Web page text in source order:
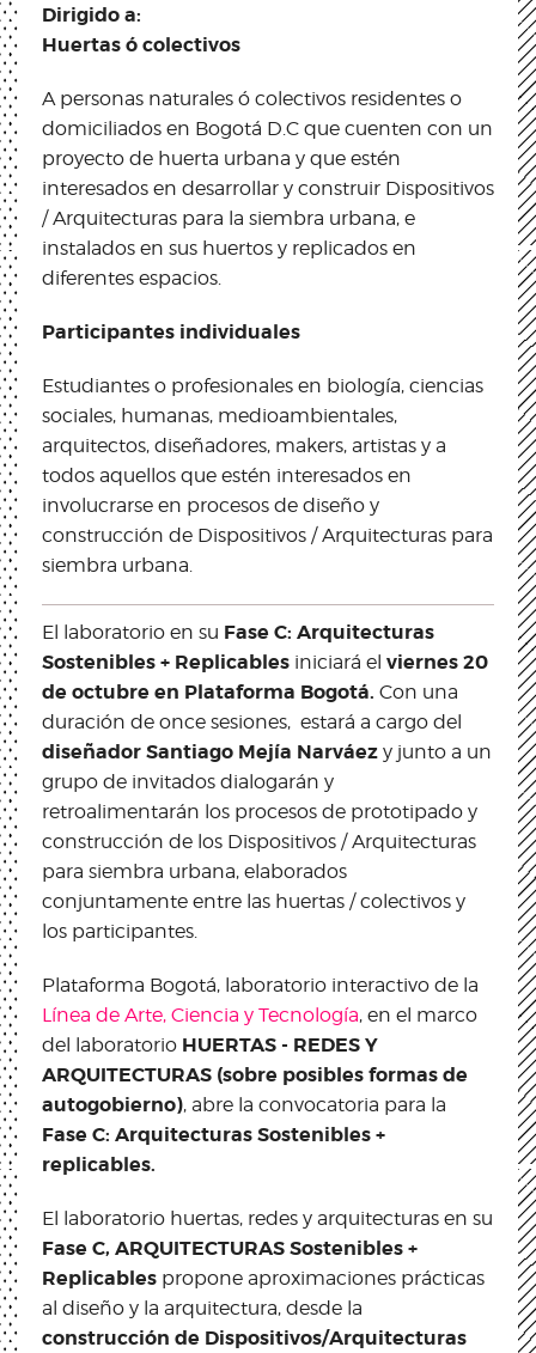
Dirigido a:
Huertas ó colectivos
A personas naturales ó colectivos residentes o
domiciliados en Bogotá D.C que cuenten con un
proyecto de huerta urbana y que estén
interesados en desarrollar y construir Dispositivos
/ Arquitecturas para la siembra urbana, e
instalados en sus huertos y replicados en
diferentes espacios.
Participantes individuales
Estudiantes o profesionales en biología, ciencias
sociales, humanas, medioambientales,
arquitectos, diseñadores, makers, artistas y a
todos aquellos que estén interesados en
involucrarse en procesos de diseño y
construcción de Dispositivos / Arquitecturas para
siembra urbana.
El laboratorio en su Fase C: Arquitecturas
Sostenibles + Replicables iniciará el viernes 20
de octubre en Plataforma Bogotá. Con una
duración de once sesiones, estará a cargo del
diseñador Santiago Mejía Narváez y junto a un
grupo de invitados dialogarán y
retroalimentarán los procesos de prototipado y
construcción de los Dispositivos / Arquitecturas
para siembra urbana, elaborados
conjuntamente entre las huertas / colectivos y
los participantes.
Plataforma Bogotá, laboratorio interactivo de la
Línea de Arte, Ciencia y Tecnología, en el marco
del laboratorio HUERTAS - REDES Y
ARQUITECTURAS (sobre posibles formas de
autogobierno), abre la convocatoria para la
Fase C: Arquitecturas Sostenibles +
replicables.
El laboratorio huertas, redes y arquitecturas en su
Fase C, ARQUITECTURAS Sostenibles +
Replicables propone aproximaciones prácticas
al diseño y la arquitectura, desde la
construcción de Dispositivos/Arquitecturas